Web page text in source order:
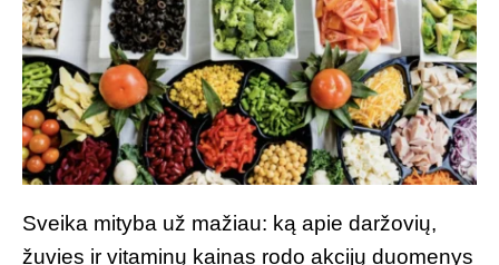
Sveika mityba už mažiau: ką apie daržovių,
žuvies ir vitaminų kainas rodo akcijų duomenys